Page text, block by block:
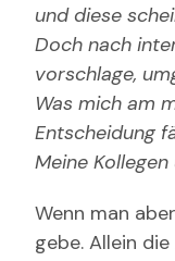
und diese
Doch nach
vorschlage,
Was mich am
Entscheidung
Meine
Wenn man
gebe. Allein